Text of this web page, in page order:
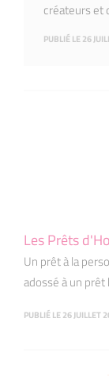
créateurs et
PUBLIÉ LE 26
Les Prêts
Un prêt à la
adossé à un prêt
PUBLIÉ LE 26 JUILLET